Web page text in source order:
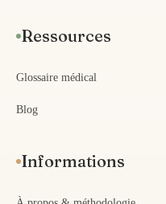
Ressources
Glossaire médical
Blog
Informations